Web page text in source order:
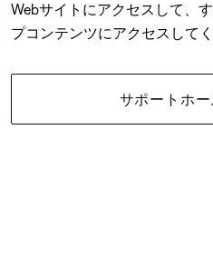
Webサイトにアクセスして、
プコンテンツにアクセスしてく
サポートホ